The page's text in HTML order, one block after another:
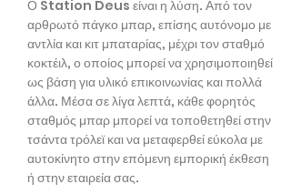
Ο Station Deus είναι η λύση. Από τον
αρθρωτό πάγκο μπαρ, επίσης αυτόνομο με
αντλία και κιτ μπαταρίας, μέχρι τον σταθμό
κοκτέιλ, ο οποίος μπορεί να χρησιμοποιηθεί
ως βάση για υλικό επικοινωνίας και πολλά
άλλα. Μέσα σε λίγα λεπτά, κάθε φορητός
σταθμός μπαρ μπορεί να τοποθετηθεί στην
τσάντα τρόλεϊ και να μεταφερθεί εύκολα με
αυτοκίνητο στην επόμενη εμπορική έκθεση
ή στην εταιρεία σας.